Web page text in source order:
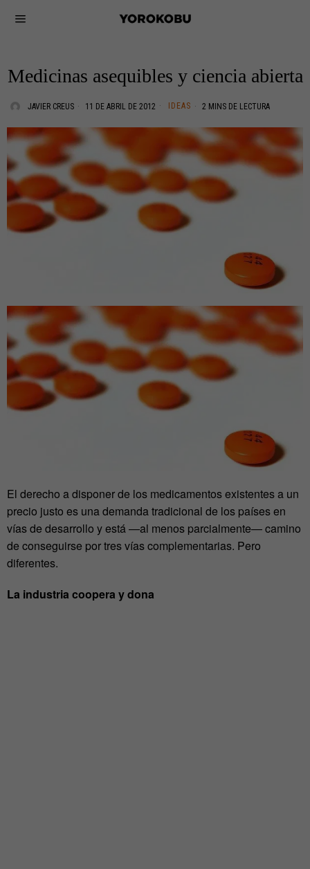
Medicinas asequibles y ciencia abierta
JAVIER CREUS 11 DE ABRIL DE 2012 IDEAS 2 MINS DE LECTURA
El derecho a disponer de los medicamentos existentes a un
precio justo es una demanda tradicional de los países en
vías de desarrollo y está —al menos parcialmente— camino
de conseguirse por tres vías complementarias. Pero
diferentes.
La industria coopera y dona